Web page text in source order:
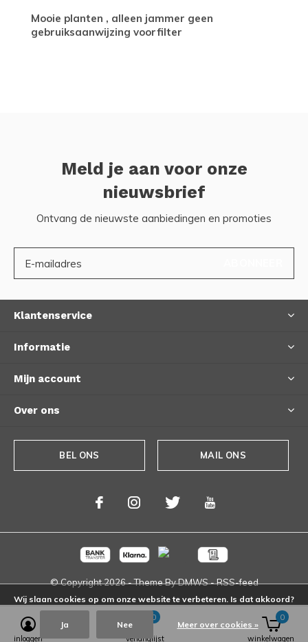
Mooie planten , alleen jammer geen
gebruiksaanwijzing voorfilter
Meld je aan voor onze
nieuwsbrief
Ontvang de nieuwste aanbiedingen en promoties
Klantenservice
Informatie
Mijn account
Over ons
BEL ONS MAIL ONS
© Copyright2026- Theme ByDMWS-RSS-feed
inloggen verlanglijst
0
winkelwagen
0
Wij slaan cookies op om onze website te verbeteren. Is dat akkoord?
Ja Nee Meer over cookies »